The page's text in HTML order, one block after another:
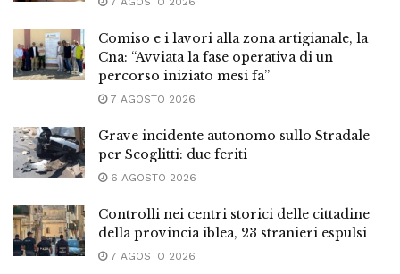
Comiso e i lavori alla zona artigianale, la
Cna: “Avviata la fase operativa di un
percorso iniziato mesi fa”
7 AGOSTO 2026
Grave incidente autonomo sullo Stradale
per Scoglitti: due feriti
6 AGOSTO 2026
Controlli nei centri storici delle cittadine
della provincia iblea, 23 stranieri espulsi
7 AGOSTO 2026